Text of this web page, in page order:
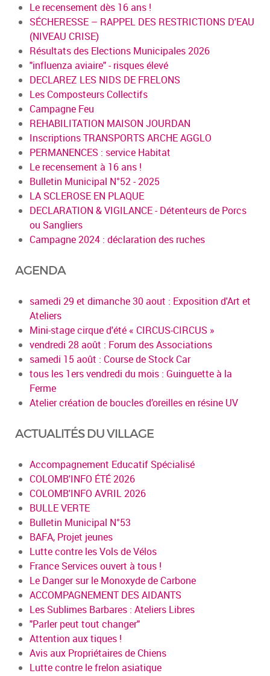
Le recensement dès 16 ans !
SÉCHERESSE – RAPPEL DES RESTRICTIONS D'EAU
(NIVEAU CRISE)
Résultats des Elections Municipales 2026
"influenza aviaire" - risques élevé
DECLAREZ LES NIDS DE FRELONS
Les Composteurs Collectifs
Campagne Feu
REHABILITATION MAISON JOURDAN
Inscriptions TRANSPORTS ARCHE AGGLO
PERMANENCES : service Habitat
Le recensement à 16 ans !
Bulletin Municipal N°52 - 2025
LA SCLEROSE EN PLAQUE
DECLARATION & VIGILANCE - Détenteurs de Porcs
ou Sangliers
Campagne 2024 : déclaration des ruches
AGENDA
samedi 29 et dimanche 30 aout : Exposition d'Art et
Ateliers
Mini-stage cirque d'été « CIRCUS-CIRCUS »
vendredi 28 août : Forum des Associations
samedi 15 août : Course de Stock Car
tous les 1ers vendredi du mois : Guinguette à la
Ferme
Atelier création de boucles d’oreilles en résine UV
ACTUALITÉS DU VILLAGE
Accompagnement Educatif Spécialisé
COLOMB'INFO ÉTÉ 2026
COLOMB'INFO AVRIL 2026
BULLE VERTE
Bulletin Municipal N°53
BAFA, Projet jeunes
Lutte contre les Vols de Vélos
France Services ouvert à tous !
Le Danger sur le Monoxyde de Carbone
ACCOMPAGNEMENT DES AIDANTS
Les Sublimes Barbares : Ateliers Libres
"Parler peut tout changer"
Attention aux tiques !
Avis aux Propriétaires de Chiens
Lutte contre le frelon asiatique